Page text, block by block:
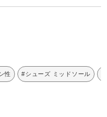
たミッドソール素
し、TOURモデルを
へ押し上げる。
性 #シューズ ミッドソール